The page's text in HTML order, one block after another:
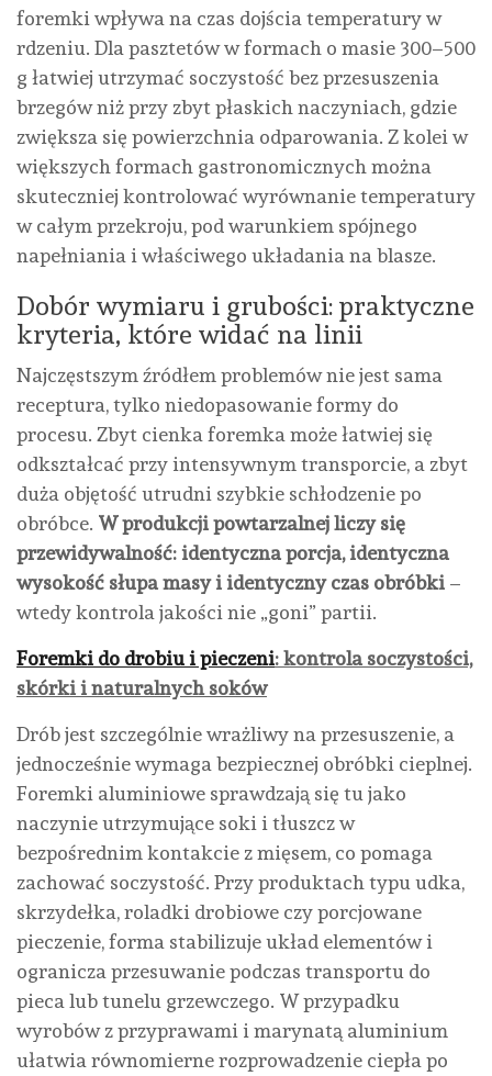
foremki wpływa na czas dojścia temperatury w
rdzeniu. Dla pasztetów w formach o masie 300–500
g łatwiej utrzymać soczystość bez przesuszenia
brzegów niż przy zbyt płaskich naczyniach, gdzie
zwiększa się powierzchnia odparowania. Z kolei w
większych formach gastronomicznych można
skuteczniej kontrolować wyrównanie temperatury
w całym przekroju, pod warunkiem spójnego
napełniania i właściwego układania na blasze.
Dobór wymiaru i grubości: praktyczne
kryteria, które widać na linii
Najczęstszym źródłem problemów nie jest sama
receptura, tylko niedopasowanie formy do
procesu. Zbyt cienka foremka może łatwiej się
odkształcać przy intensywnym transporcie, a zbyt
duża objętość utrudni szybkie schłodzenie po
obróbce. W produkcji powtarzalnej liczy się
przewidywalność: identyczna porcja, identyczna
wysokość słupa masy i identyczny czas obróbki –
wtedy kontrola jakości nie „goni” partii.
Foremki do drobiu i pieczeni: kontrola soczystości,
skórki i naturalnych soków
Drób jest szczególnie wrażliwy na przesuszenie, a
jednocześnie wymaga bezpiecznej obróbki cieplnej.
Foremki aluminiowe sprawdzają się tu jako
naczynie utrzymujące soki i tłuszcz w
bezpośrednim kontakcie z mięsem, co pomaga
zachować soczystość. Przy produktach typu udka,
skrzydełka, roladki drobiowe czy porcjowane
pieczenie, forma stabilizuje układ elementów i
ogranicza przesuwanie podczas transportu do
pieca lub tunelu grzewczego. W przypadku
wyrobów z przyprawami i marynatą aluminium
ułatwia równomierne rozprowadzenie ciepła po